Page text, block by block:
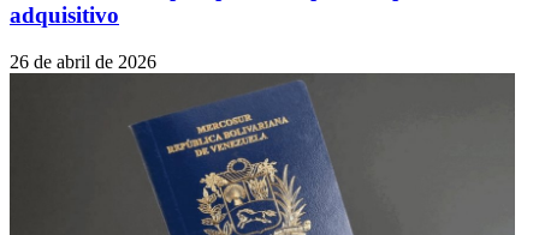
adquisitivo
26 de abril de 2026